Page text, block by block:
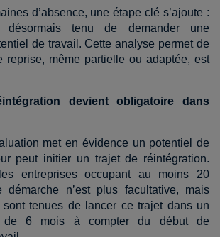
d’absence, une étape clé s’ajoute :
désormais tenu de demander une
de travail. Cette analyse permet de
reprise, même partielle ou adaptée, est
devient obligatoire dans
met en évidence un potentiel de
peut initier un trajet de réintégration.
entreprises occupant au moins 20
démarche n’est plus facultative, mais
tenues de lancer ce trajet dans un
de 6 mois à compter du début de